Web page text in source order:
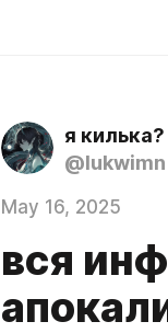
я
@lukwimn
May 16, 2025
вся